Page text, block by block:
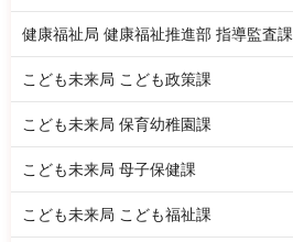
健康福祉局 健康福祉推進部 指導監査課
こども未来局 こども政策課
こども未来局 保育幼稚園課
こども未来局 母子保健課
こども未来局 こども福祉課